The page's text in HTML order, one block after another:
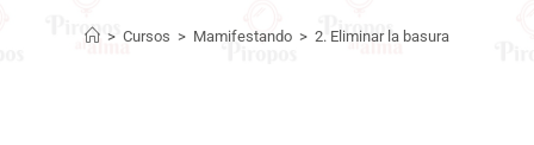
> Cursos > Mamifestando > 2. Eliminar la basura